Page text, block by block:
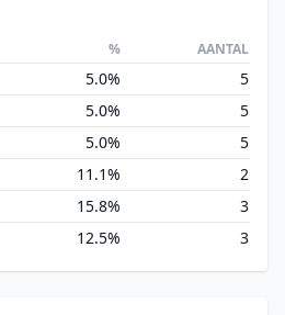
% AANTAL
5.0%
5
5.0%
5
5.0%
5
11.1%
2
15.8%
3
12.5% 3